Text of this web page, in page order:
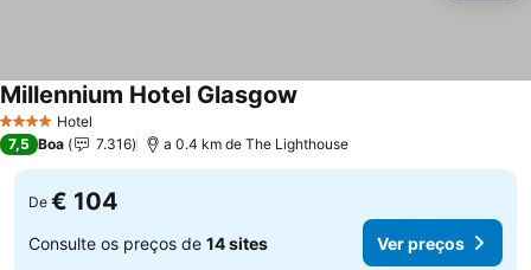
4 EstrelasHotel
Millennium Hotel Glasgow
7,5 Boa 7.316 a 0.4 km de The Lighthouse
De € 104
Consulte os preços de 14 sites Ver preços